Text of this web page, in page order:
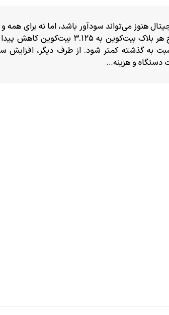
پاداش استخراج هر بلاک
به گذشته کمتر شود. از طرف دیگر، افزایش
دستگاه و هزینه…